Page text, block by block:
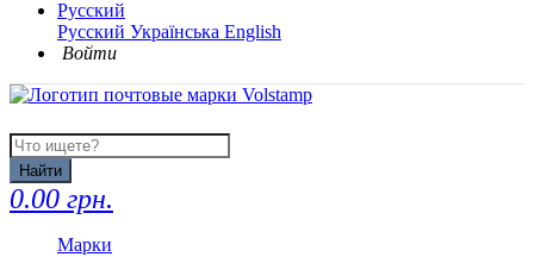
Русский
Русский Українська English
Войти
Найти
0.00 грн.
Марки